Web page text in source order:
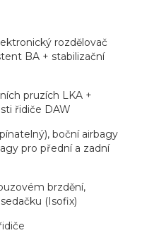
rozdělovač
BA + stabilizační
pruzích LKA +
řidiče DAW
boční airbagy
pro přední a zadní
brzdění,
(Isofix)